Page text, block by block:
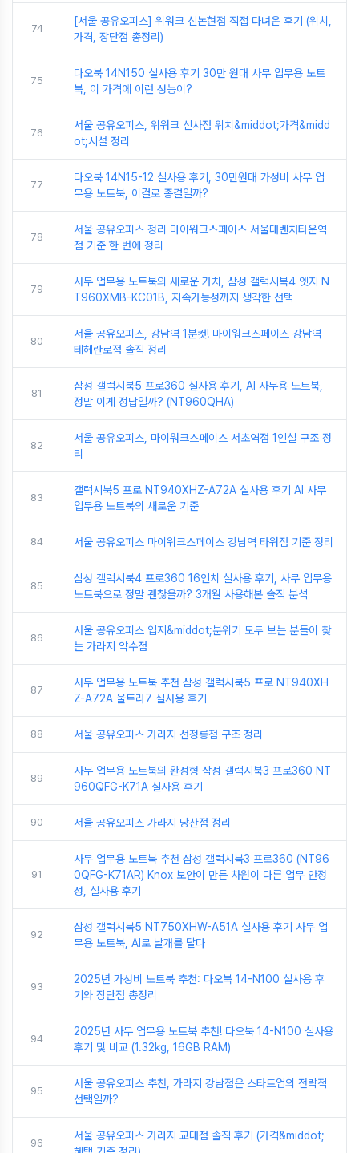
74
[서울 공유오피스] 위워크 신논현점 직접 다녀온 후기 (위치,
가격, 장단점 총정리)
75
다오북 14N150 실사용 후기 30만 원대 사무 업무용 노트
북, 이 가격에 이런 성능이?
76
서울 공유오피스, 위워크 신사점 위치&middot;가격&midd
ot;시설 정리
77
다오북 14N15-12 실사용 후기, 30만원대 가성비 사무 업
무용 노트북, 이걸로 종결일까?
78
서울 공유오피스 정리 마이워크스페이스 서울대벤처타운역
점 기준 한 번에 정리
79
사무 업무용 노트북의 새로운 가치, 삼성 갤럭시북4 엣지 N
T960XMB-KC01B, 지속가능성까지 생각한 선택
80
서울 공유오피스, 강남역 1분컷! 마이워크스페이스 강남역
테헤란로점 솔직 정리
81
삼성 갤럭시북5 프로360 실사용 후기, AI 사무용 노트북,
정말 이게 정답일까? (NT960QHA)
82
서울 공유오피스, 마이워크스페이스 서초역점 1인실 구조 정
리
83
갤럭시북5 프로 NT940XHZ-A72A 실사용 후기 AI 사무
업무용 노트북의 새로운 기준
84 서울 공유오피스 마이워크스페이스 강남역 타워점 기준 정리
85
삼성 갤럭시북4 프로360 16인치 실사용 후기, 사무 업무용
노트북으로 정말 괜찮을까? 3개월 사용해본 솔직 분석
86
서울 공유오피스 입지&middot;분위기 모두 보는 분들이 찾
는 가라지 약수점
87
사무 업무용 노트북 추천 삼성 갤럭시북5 프로 NT940XH
Z-A72A 울트라7 실사용 후기
88 서울 공유오피스 가라지 선정릉점 구조 정리
89
사무 업무용 노트북의 완성형 삼성 갤럭시북3 프로360 NT
960QFG-K71A 실사용 후기
90 서울 공유오피스 가라지 당산점 정리
91
사무 업무용 노트북 추천 삼성 갤럭시북3 프로360 (NT96
0QFG-K71AR) Knox 보안이 만든 차원이 다른 업무 안정
성, 실사용 후기
92
삼성 갤럭시북5 NT750XHW-A51A 실사용 후기 사무 업
무용 노트북, AI로 날개를 달다
93
2025년 가성비 노트북 추천: 다오북 14-N100 실사용 후
기와 장단점 총정리
94
2025년 사무 업무용 노트북 추천! 다오북 14-N100 실사용
후기 및 비교 (1.32kg, 16GB RAM)
95
서울 공유오피스 추천, 가라지 강남점은 스타트업의 전략적
선택일까?
96
서울 공유오피스 가라지 교대점 솔직 후기 (가격&middot;